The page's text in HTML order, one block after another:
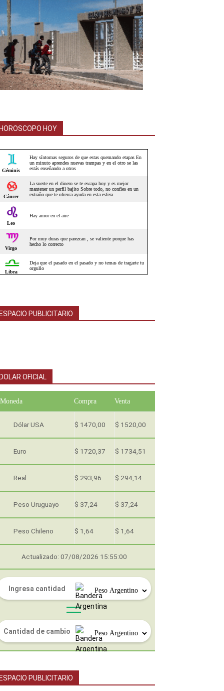
HOROSCOPO HOY
ESPACIO PUBLICITARIO
DOLAR OFICIAL
Moneda Compra Venta
Dólar USA $ 1470,00 $ 1520,00
Euro $ 1720,37 $ 1734,51
Real $ 293,96 $ 294,14
Peso Uruguayo $ 37,24 $ 37,24
Peso Chileno $ 1,64 $ 1,64
Actualizado: 07/08/2026 15:55:00
ESPACIO PUBLICITARIO